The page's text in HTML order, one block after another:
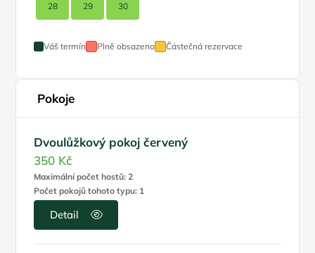
28 29 30
Váš termín Plně obsazeno Částečná rezervace
Pokoje
Dvoulůžkový pokoj červený
350 Kč
Maximální počet hostů: 2
Počet pokojů tohoto typu: 1
Detail